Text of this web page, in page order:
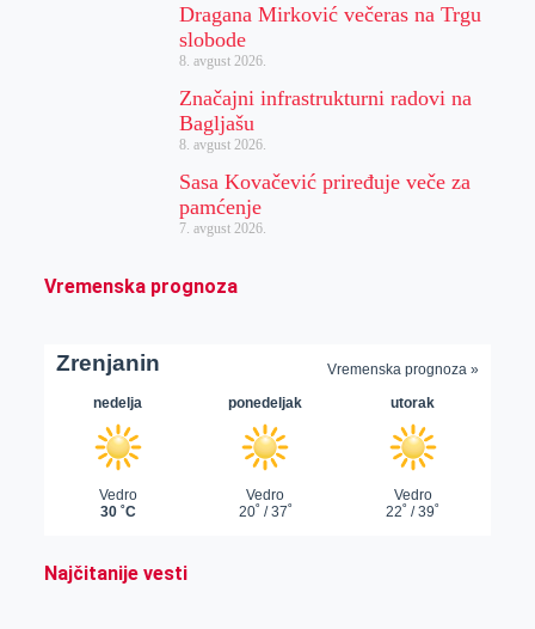
Dragana Mirković večeras na Trgu
slobode
8. avgust 2026.
Značajni infrastrukturni radovi na
Bagljašu
8. avgust 2026.
Sasa Kovačević priređuje veče za
pamćenje
7. avgust 2026.
Vremenska prognoza
Najčitanije vesti